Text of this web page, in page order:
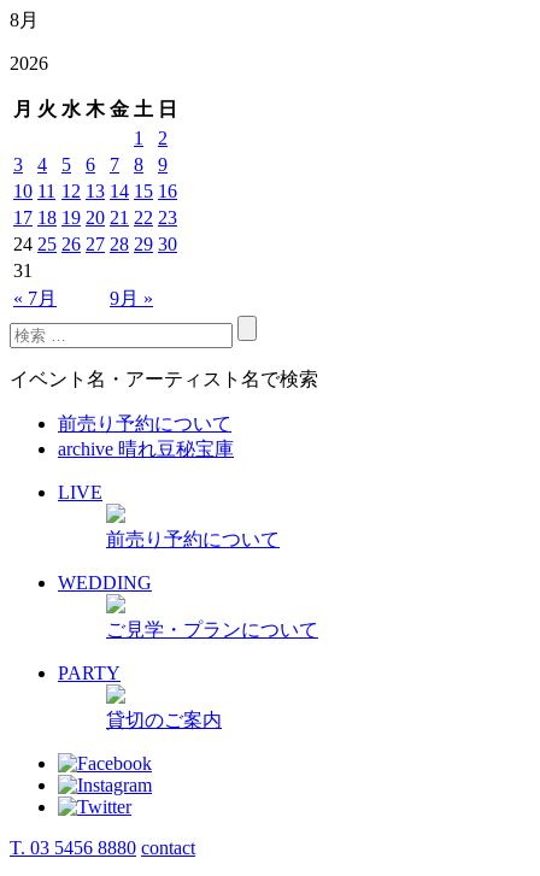
8月
2026
月 火 水 木 金 土 日
« 7月 9月 »
1
2
3
4 5 6 7 8
9
10 11 12 13 14 15 16
17 18 19 20 21 22 23
24 25 26 27 28 29 30
31
イベント名・アーティスト名で検索
前売り予約について
archive 晴れ豆秘宝庫
LIVE
前売り予約について
WEDDING
ご見学・プランについて
PARTY
貸切のご案内
T. 03 5456 8880 contact